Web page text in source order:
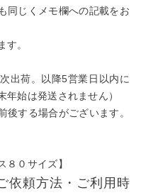
同じくメモ欄への記載をお
す。
出荷。以降5営業日以内に
始は発送されません）
する場合がございます。
０サイズ】
依頼方法・ご利用時